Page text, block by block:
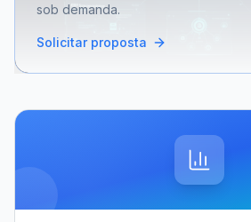
sob demanda.
Solicitar proposta